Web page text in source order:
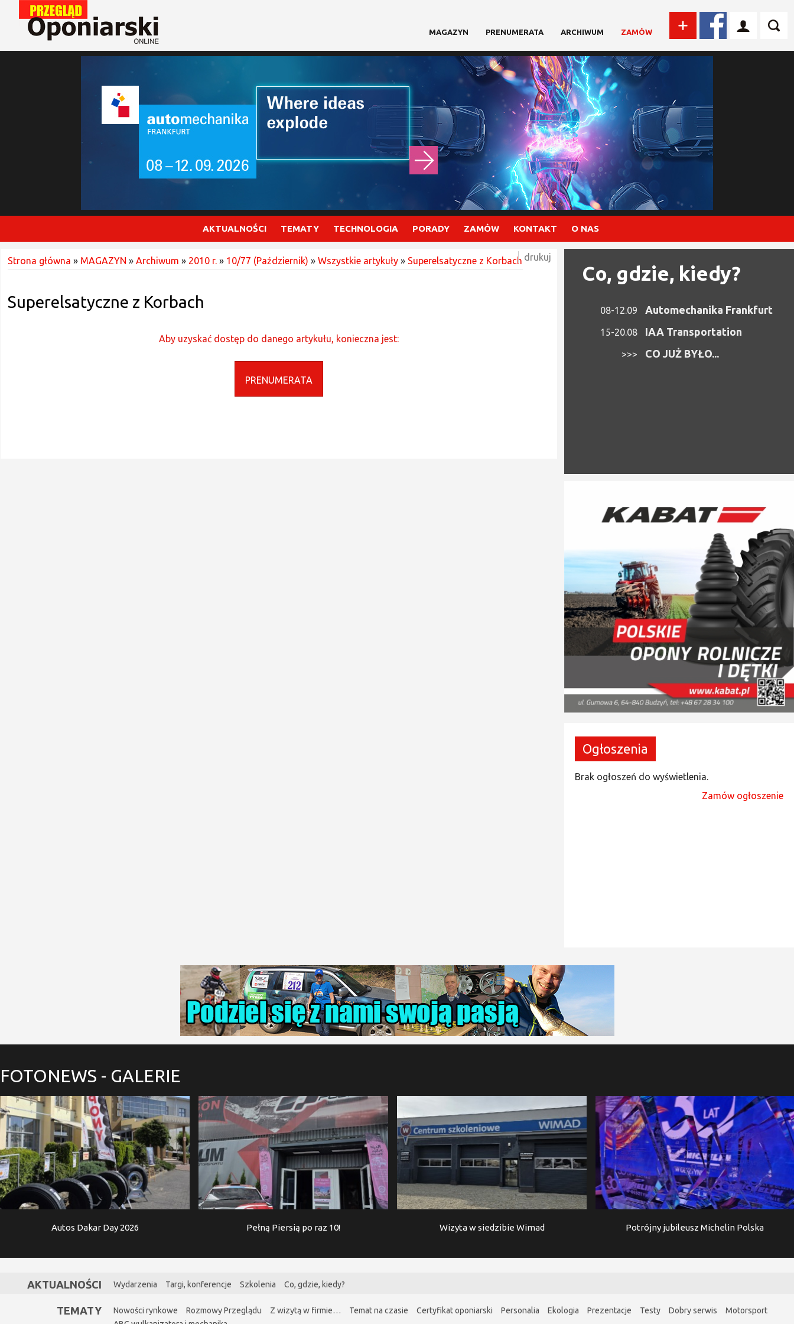
MAGAZYN PRENUMERATA ARCHIWUM ZAMÓW
AKTUALNOŚCI TEMATY TECHNOLOGIA PORADY ZAMÓW KONTAKT O NAS
Strona główna » MAGAZYN » Archiwum » 2010 r. » 10/77 (Październik) » Wszystkie artykuły » Superelsatyczne z Korbach
Superelsatyczne z Korbach
Aby uzyskać dostęp do danego artykułu, konieczna jest:
PRENUMERATA
drukuj
Co, gdzie, kiedy?
08-12.09 Automechanika Frankfurt
15-20.08 IAA Transportation
>>> CO JUŻ BYŁO...
Ogłoszenia
Brak ogłoszeń do wyświetlenia.
Zamów ogłoszenie
FOTONEWS - GALERIE
Autos Dakar Day 2026 Pełną Piersią po raz 10! Wizyta w siedzibie Wimad Potrójny jubileusz Michelin Polska
AKTUALNOŚCI Wydarzenia Targi, konferencje Szkolenia Co, gdzie, kiedy?
TEMATY Nowości rynkowe Rozmowy Przeglądu Z wizytą w firmie… Temat na czasie Certyfikat oponiarski Personalia Ekologia Prezentacje Testy Dobry serwis
Motorsport